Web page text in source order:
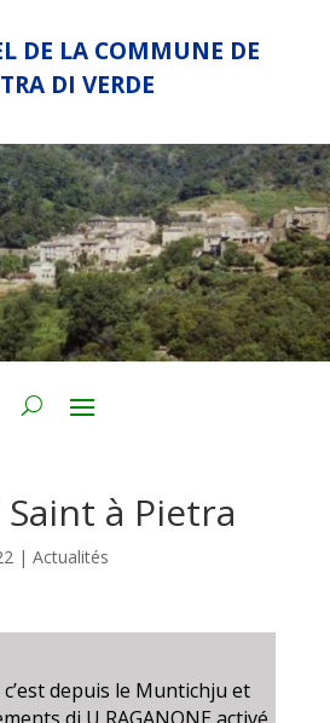
DE LA COMMUNE DE
DI VERDE
à Pietra
| Actualités
depuis le Muntichju et